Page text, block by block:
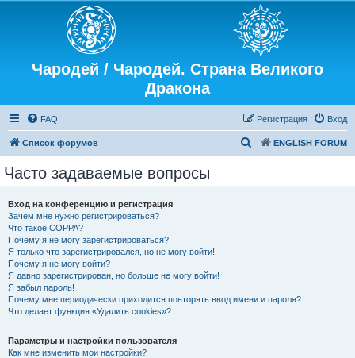
Чародей / Чародей. Страна Великого
Дракона
FAQ Вход
Регистрация
Список форумов ENGLISH FORUM
Часто задаваемые вопросы
Вход на конференцию и регистрация
Зачем мне нужно регистрироваться?
Что такое COPPA?
Почему я не могу зарегистрироваться?
Я только что зарегистрировался, но не могу войти!
Почему я не могу войти?
Я давно зарегистрирован, но больше не могу войти!
Я забыл пароль!
Почему мне периодически приходится повторять ввод имени и пароля?
Что делает функция «Удалить cookies»?
Параметры и настройки пользователя
Как мне изменить мои настройки?